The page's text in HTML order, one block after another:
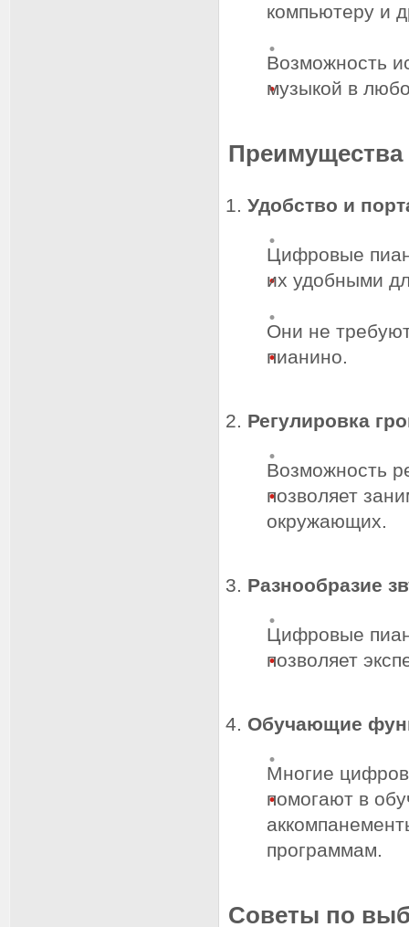
компьютеру и
Возможность
музыкой в
Удобство и
Цифровые
их удобными
Они не
пианино.
Регулировка
Возможность
позволяет
окружающих.
Разнообразие
Цифровые
позволяет
Обучающие
Многие
помогают в
программам.
Советы по